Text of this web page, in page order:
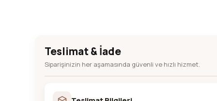
Teslimat & İade
Siparişinizin her aşamasında güvenli ve hızlı hizmet.